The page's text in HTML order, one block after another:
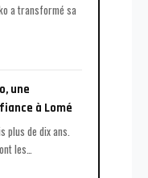
a transformé sa
une
à Lomé
plus de dix ans.
les